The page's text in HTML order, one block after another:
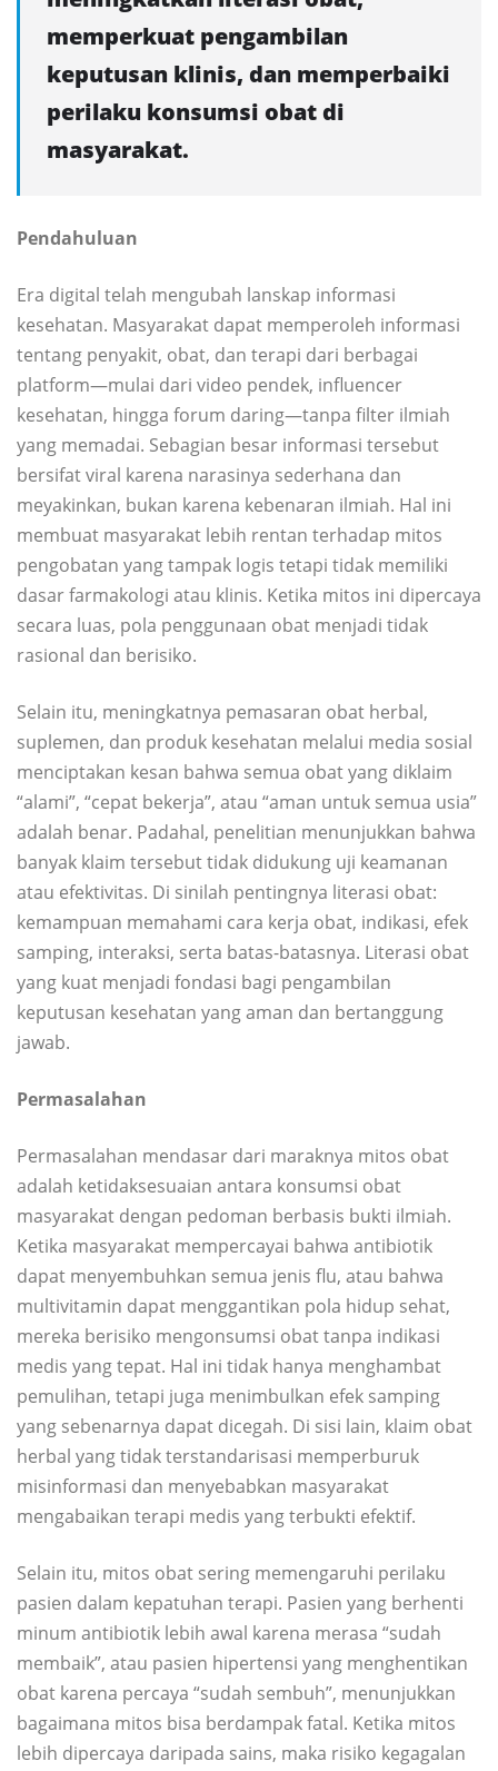
memperkuat pengambilan
keputusan klinis, dan memperbaiki
perilaku konsumsi obat di
masyarakat.
Pendahuluan
Era digital telah mengubah lanskap informasi
kesehatan. Masyarakat dapat memperoleh informasi
tentang penyakit, obat, dan terapi dari berbagai
platform—mulai dari video pendek, influencer
kesehatan, hingga forum daring—tanpa filter ilmiah
yang memadai. Sebagian besar informasi tersebut
bersifat viral karena narasinya sederhana dan
meyakinkan, bukan karena kebenaran ilmiah. Hal ini
membuat masyarakat lebih rentan terhadap mitos
pengobatan yang tampak logis tetapi tidak memiliki
dasar farmakologi atau klinis. Ketika mitos ini dipercaya
secara luas, pola penggunaan obat menjadi tidak
rasional dan berisiko.
Selain itu, meningkatnya pemasaran obat herbal,
suplemen, dan produk kesehatan melalui media sosial
menciptakan kesan bahwa semua obat yang diklaim
“alami”, “cepat bekerja”, atau “aman untuk semua usia”
adalah benar. Padahal, penelitian menunjukkan bahwa
banyak klaim tersebut tidak didukung uji keamanan
atau efektivitas. Di sinilah pentingnya literasi obat:
kemampuan memahami cara kerja obat, indikasi, efek
samping, interaksi, serta batas-batasnya. Literasi obat
yang kuat menjadi fondasi bagi pengambilan
keputusan kesehatan yang aman dan bertanggung
jawab.
Permasalahan
Permasalahan mendasar dari maraknya mitos obat
adalah ketidaksesuaian antara konsumsi obat
masyarakat dengan pedoman berbasis bukti ilmiah.
Ketika masyarakat mempercayai bahwa antibiotik
dapat menyembuhkan semua jenis flu, atau bahwa
multivitamin dapat menggantikan pola hidup sehat,
mereka berisiko mengonsumsi obat tanpa indikasi
medis yang tepat. Hal ini tidak hanya menghambat
pemulihan, tetapi juga menimbulkan efek samping
yang sebenarnya dapat dicegah. Di sisi lain, klaim obat
herbal yang tidak terstandarisasi memperburuk
misinformasi dan menyebabkan masyarakat
mengabaikan terapi medis yang terbukti efektif.
Selain itu, mitos obat sering memengaruhi perilaku
pasien dalam kepatuhan terapi. Pasien yang berhenti
minum antibiotik lebih awal karena merasa “sudah
membaik”, atau pasien hipertensi yang menghentikan
obat karena percaya “sudah sembuh”, menunjukkan
bagaimana mitos bisa berdampak fatal. Ketika mitos
lebih dipercaya daripada sains, maka risiko kegagalan